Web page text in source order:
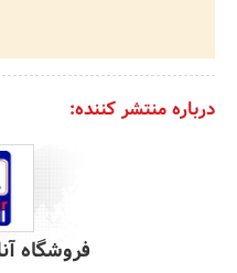
درباره منتشر کننده:
فروشگاه